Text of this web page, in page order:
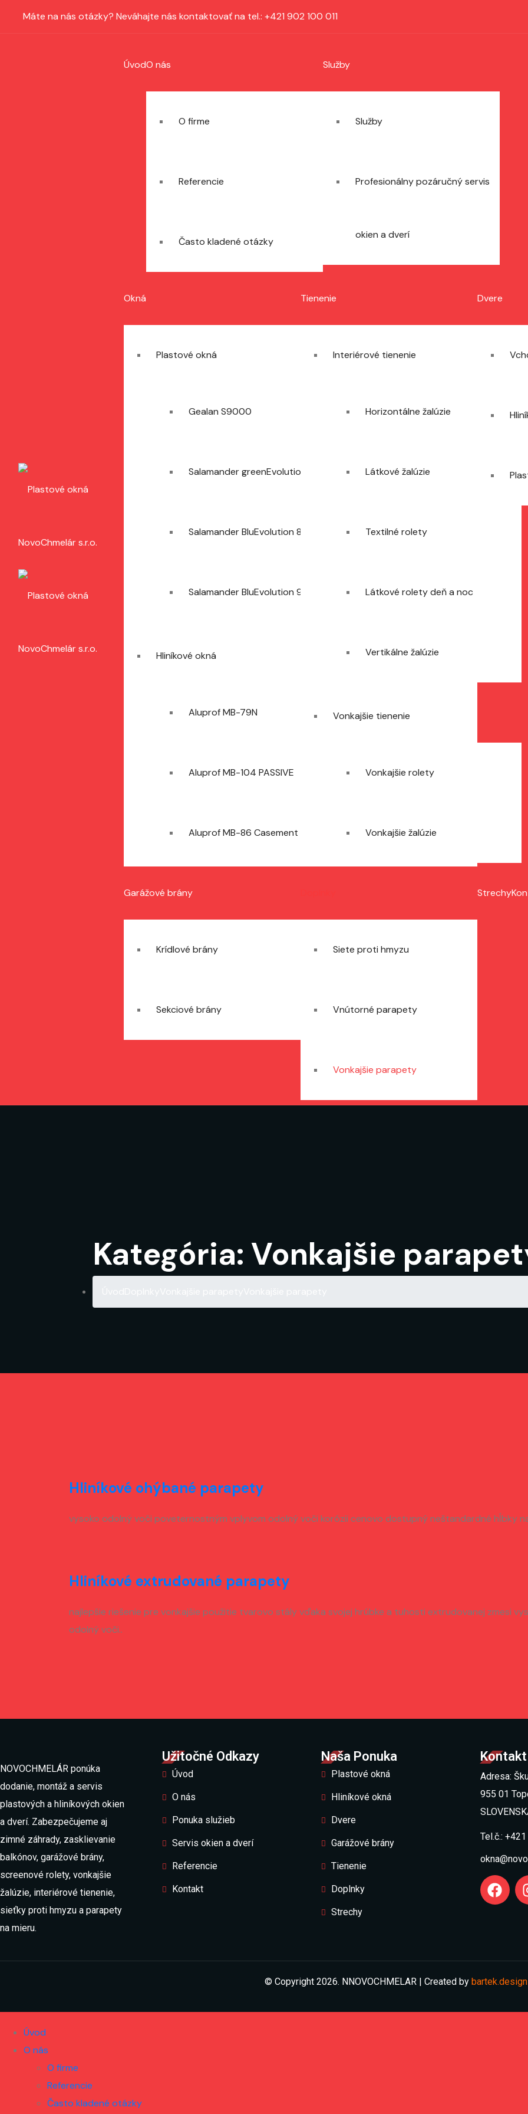
Máte na nás otázky? Neváhajte nás kontaktovať na tel.: +421 902 100 011
ÚvodO nás
O firme
Referencie
Často kladené otázky
Služby
Služby
Profesionálny pozáručný servis
okien a dverí
Okná
Plastové okná
Gealan S9000
Salamander greenEvolution Flex
Salamander BluEvolution 82
Salamander BluEvolution 92
Hliníkové okná
Aluprof MB-79N
Aluprof MB-104 PASSIVE
Aluprof MB-86 Casement
Tienenie
Interiérové tienenie
Horizontálne žalúzie
Látkové žalúzie
Textilné rolety
Látkové rolety deň a noc
Vertikálne žalúzie
Vonkajšie tienenie
Vonkajšie rolety
Vonkajšie žalúzie
Dvere
Garážové brány
Krídlové brány
Sekciové brány
Siete proti hmyzu
Vnútorné parapety
Vonkajšie parapety
Strechy
Kategória: Vonkajšie
Hliníkové ohýbané parapety
vysoko odolný voči poveternostným vplyvom odolný voči korózii cenovo dostupný neštandardné
Hliníkové extrudované parapety
najlepšie riešenie pre vonkajšie použitie tvarovo stály vďaka svojej hrúbke a tuhosti extrudovanej zmesi
odolný voči..
NOVOCHMELÁR ponúka
dodanie, montáž a servis
plastových a hliníkových okien
a dverí. Zabezpečujeme aj
zimné záhrady, zasklievanie
balkónov, garážové brány,
screenové rolety, vonkajšie
žalúzie, interiérové tienenie,
sieťky proti hmyzu a parapety
na mieru.
Užitočné Odkazy
Úvod
O nás
Ponuka služieb
Servis okien a dverí
Referencie
Kontakt
Naša Ponuka
Plastové okná
Hliníkové okná
Dvere
Garážové brány
Tienenie
Doplnky
Strechy
Kontakt
Adresa:
955 01
Tel.č.:
© Copyright 2026. NNOVOCHMELAR | Created by bartek.design
Úvod
O nás
O firme
Referencie
Často kladené otázky